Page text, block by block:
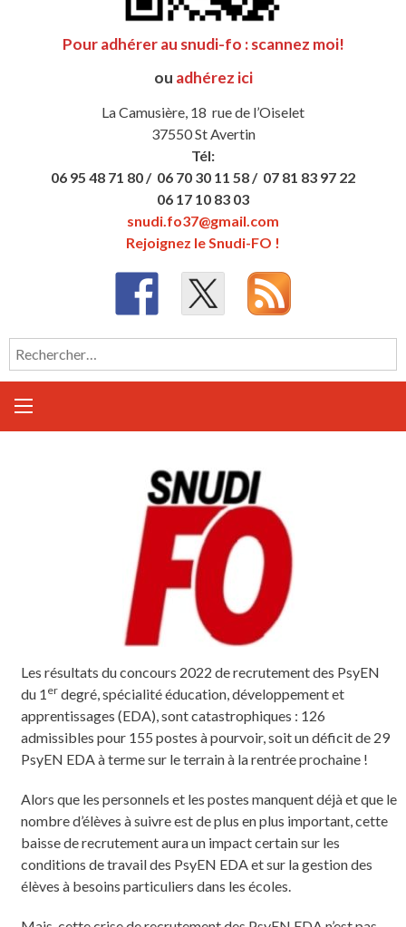
Pour adhérer au snudi-fo : scannez moi!
ou adhérez ici
La Camusière, 18 rue de l’Oiselet
37550 St Avertin
Tél:
06 95 48 71 80 / 06 70 30 11 58 / 07 81 83 97 22
06 17 10 83 03
snudi.fo37@gmail.com
Rejoignez le Snudi-FO !
Rechercher :
Les résultats du concours 2022 de recrutement des PsyEN
du 1 erdegré, spécialité éducation, développement et
apprentissages (EDA), sont catastrophiques : 126
admissibles pour 155 postes à pourvoir, soit un déficit de 29
PsyEN EDA à terme sur le terrain à la rentrée prochaine !
Alors que les personnels et les postes manquent déjà et que le
nombre d’élèves à suivre est de plus en plus important, cette
baisse de recrutement aura un impact certain sur les
conditions de travail des PsyEN EDA et sur la gestion des
élèves à besoins particuliers dans les écoles.